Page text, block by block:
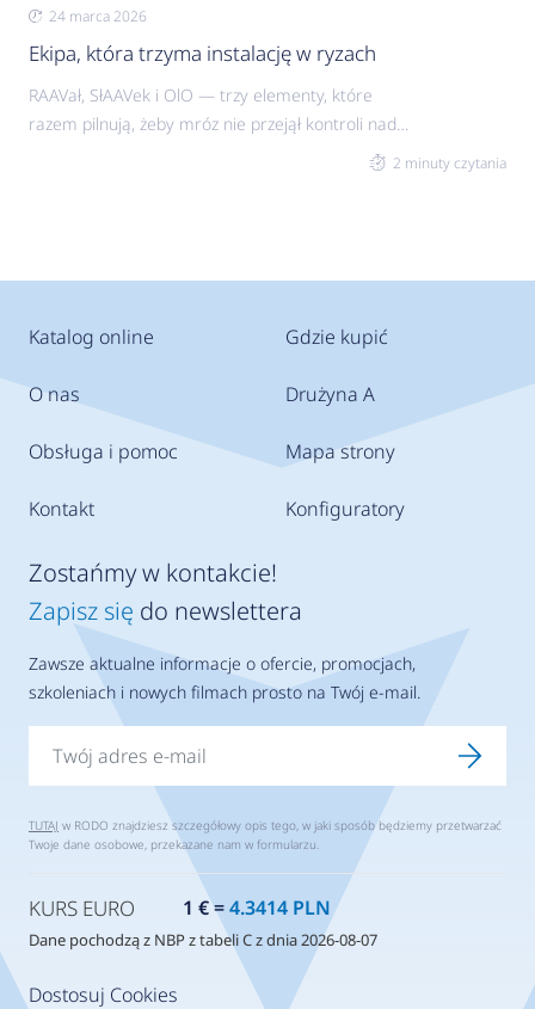
24 marca 2026
Ekipa, która trzyma instalację w ryzach
RAAVał, SłAAVek i OlO — trzy elementy, które
razem pilnują, żeby mróz nie przejął kontroli nad
2 minuty czytania
Katalog online
O nas
Obsługa i pomoc
Kontakt
Gdzie kupić
Drużyna A
Mapa strony
Konfiguratory
Dostosuj Cookies
Zostańmy w kontakcie!
Zapisz się do newslettera
Zawsze aktualne informacje o ofercie, promocjach,
szkoleniach i nowych filmach prosto na Twój e-mail.
TUTAJ w RODO znajdziesz szczegółowy opis tego, w jaki sposób będziemy przetwarzać
Twoje dane osobowe, przekazane nam w formularzu.
KURS EURO 1 € =4.3414 PLN
Dane pochodzą z NBP z tabeli C z dnia 2026-08-07